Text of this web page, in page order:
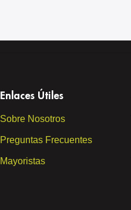
Enlaces Útiles
Sobre Nosotros
Preguntas Frecuentes
Mayoristas